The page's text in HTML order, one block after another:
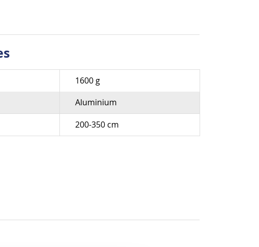
1600 g
Aluminium
200-350 cm